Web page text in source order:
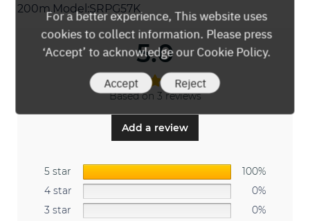
200m.Model:SRPG57K
5.0
Based on 3 reviews
Add a review
5 star
100%
4 star
0%
3 star
0%
For a better experience, This website uses
cookies to collect information. Please press
‘Accept’ to acknowledge our Cookie Policy.
Accept Reject